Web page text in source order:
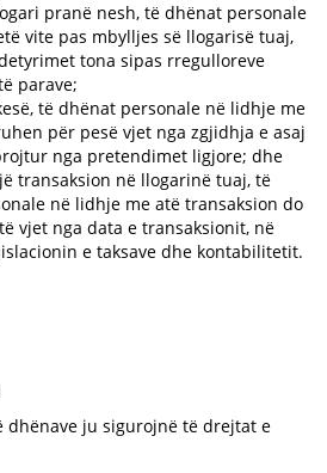
pranë nesh, të dhënat personale
vite pas mbylljes së llogarisë tuaj,
tona sipas rregulloreve
parave;
të dhënat personale në lidhje me
për pesë vjet nga zgjidhja e asaj
nga pretendimet ligjore; dhe
transaksion në llogarinë tuaj, të
në lidhje me atë transaksion do
vjet nga data e transaksionit, në
e taksave dhe kontabilitetit.
dhënave ju sigurojnë të drejtat e